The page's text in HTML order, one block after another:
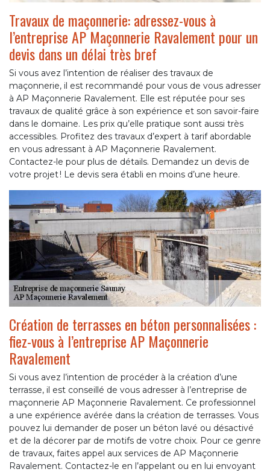
Travaux de maçonnerie: adressez-vous à
l’entreprise AP Maçonnerie Ravalement pour un
devis dans un délai très bref
Si vous avez l’intention de réaliser des travaux de
maçonnerie, il est recommandé pour vous de vous adresser
à AP Maçonnerie Ravalement. Elle est réputée pour ses
travaux de qualité grâce à son expérience et son savoir-faire
dans le domaine. Les prix qu’elle pratique sont aussi très
accessibles. Profitez des travaux d’expert à tarif abordable
en vous adressant à AP Maçonnerie Ravalement.
Contactez-le pour plus de détails. Demandez un devis de
votre projet ! Le devis sera établi en moins d’une heure.
Création de terrasses en béton personnalisées :
fiez-vous à l’entreprise AP Maçonnerie
Ravalement
Si vous avez l’intention de procéder à la création d’une
terrasse, il est conseillé de vous adresser à l’entreprise de
maçonnerie AP Maçonnerie Ravalement. Ce professionnel
a une expérience avérée dans la création de terrasses. Vous
pouvez lui demander de poser un béton lavé ou désactivé
et de la décorer par de motifs de votre choix. Pour ce genre
de travaux, faites appel aux services de AP Maçonnerie
Ravalement. Contactez-le en l’appelant ou en lui envoyant